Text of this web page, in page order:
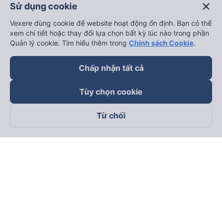
Sử dụng cookie close
Vexere dùng cookie để website hoạt động ổn định. Bạn có thể
xem chi tiết hoặc thay đổi lựa chọn bất kỳ lúc nào trong phần
Quản lý cookie. Tìm hiểu thêm trong Chính sách Cookie.
Chấp nhận tất cả
Tùy chọn cookie
Từ chối